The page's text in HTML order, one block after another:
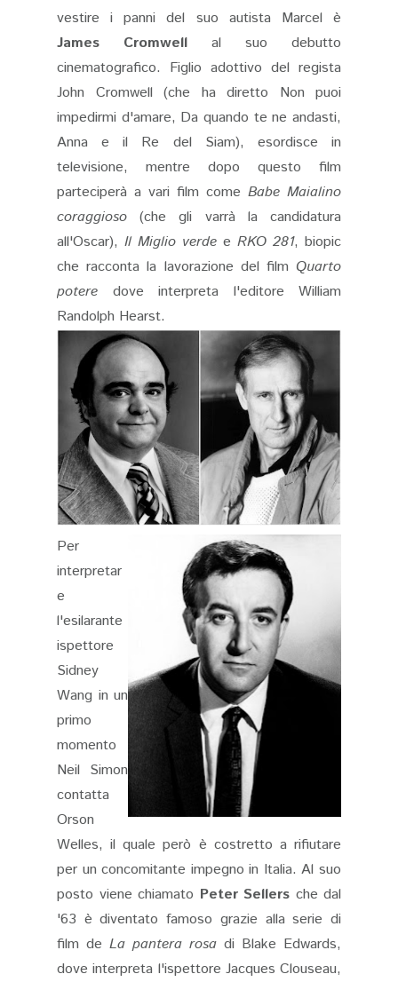
vestire i panni del suo autista Marcel è
James Cromwell al suo debutto
cinematografico. Figlio adottivo del regista
John Cromwell (che ha diretto Non puoi
impedirmi d'amare, Da quando te ne andasti,
Anna e il Re del Siam), esordisce in
televisione, mentre dopo questo film
parteciperà a vari film come Babe Maialino
coraggioso (che gli varrà la candidatura
all'Oscar), Il Miglio verde e RKO 281, biopic
che racconta la lavorazione del film Quarto
potere dove interpreta l'editore William
Randolph Hearst.
Per
interpretar
e
l'esilarante
ispettore
Sidney
Wang in un
primo
momento
Neil Simon
contatta
Orson
Welles, il quale però è costretto a rifiutare
per un concomitante impegno in Italia. Al suo
posto viene chiamato Peter Sellers che dal
'63 è diventato famoso grazie alla serie di
film de La pantera rosa di Blake Edwards,
dove interpreta l'ispettore Jacques Clouseau,